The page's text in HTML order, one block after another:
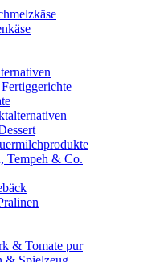
Tempeh & Co.
& Tomate pur